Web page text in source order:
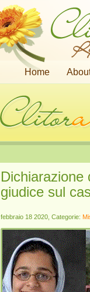
Home
Dichiarazione
giudice sul
febbraio 18 2020, Categorie: